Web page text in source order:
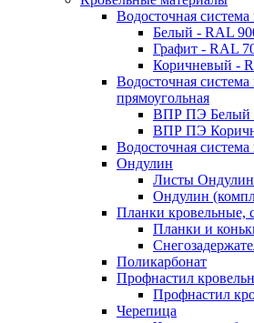
Водосточная система
Белый - RAL
Графит - RAL
Коричневый -
Водосточная система
прямоугольная
ВПР ПЭ Белый
ВПР ПЭ
Водосточная система
Ондулин
Листы Ондулин
Ондулин
Планки кровельные,
Планки и
Поликарбонат
Профнастил
Профнастил
Черепица